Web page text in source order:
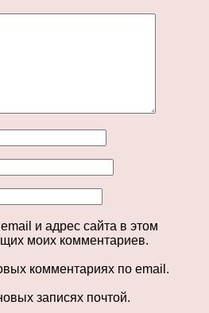
и адрес сайта в этом
моих комментариев.
комментариях по email.
записях почтой.